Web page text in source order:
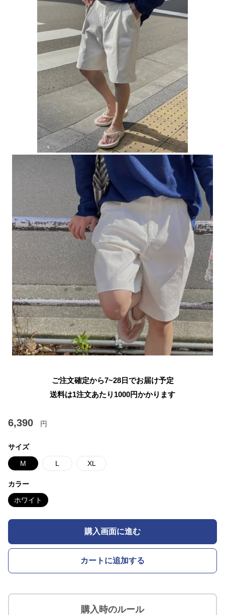
ご注文確定から7~28日でお届け予定
送料は1注文あたり 1000円かかります
6,390 円
サイズ
M L XL
カラー
ホワイト
購入画面に進む
カートに追加する
購入時のルール